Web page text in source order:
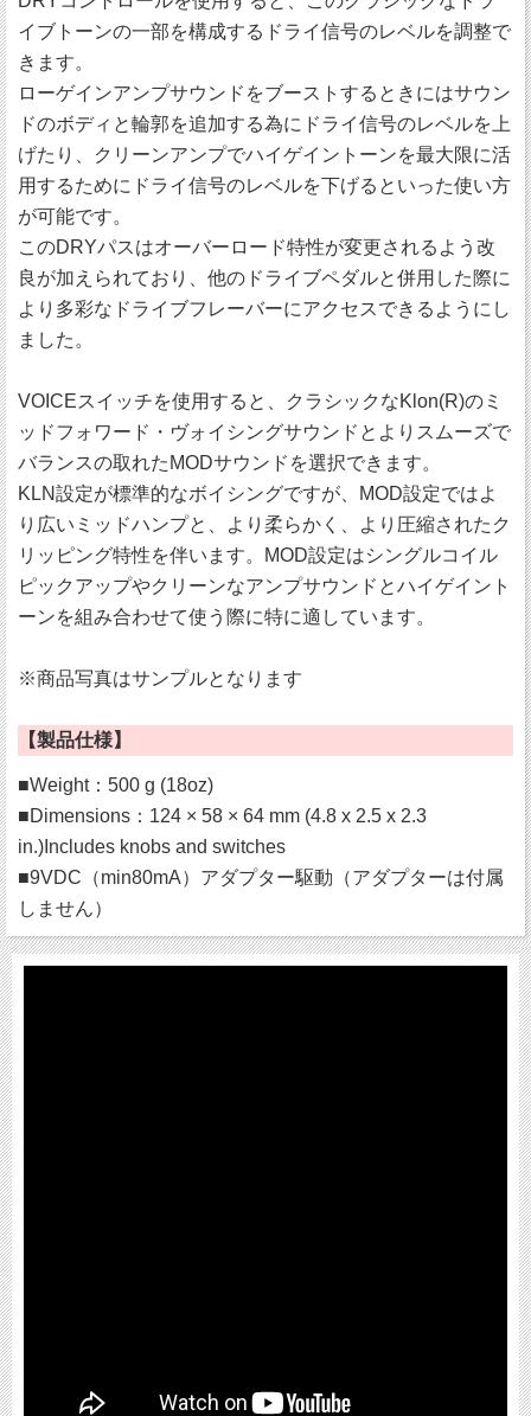
イブトーンの一部を構成するドライ信号のレベルを調整で
きます。
ローゲインアンプサウンドをブーストするときにはサウン
ドのボディと輪郭を追加する為にドライ信号のレベルを上
げたり、クリーンアンプでハイゲイントーンを最大限に活
用するためにドライ信号のレベルを下げるといった使い方
が可能です。
このDRYパスはオーバーロード特性が変更されるよう改
良が加えられており、他のドライブペダルと併用した際に
より多彩なドライブフレーバーにアクセスできるようにし
ました。
VOICEスイッチを使用すると、クラシックなKlon(R)のミ
ッドフォワード・ヴォイシングサウンドとよりスムーズで
バランスの取れたMODサウンドを選択できます。
KLN設定が標準的なボイシングですが、MOD設定ではよ
り広いミッドハンプと、より柔らかく、より圧縮されたク
リッピング特性を伴います。MOD設定はシングルコイル
ピックアップやクリーンなアンプサウンドとハイゲイント
ーンを組み合わせて使う際に特に適しています。
※商品写真はサンプルとなります
【製品仕様】
■Weight：500 g (18oz)
■Dimensions：124 × 58 × 64 mm (4.8 x 2.5 x 2.3
in.)Includes knobs and switches
■9VDC（min80mA）アダプター駆動（アダプターは付属
しません）